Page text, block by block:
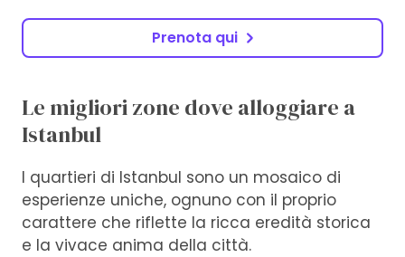
Prenota qui
Le migliori zone dove alloggiare a
Istanbul
I quartieri di Istanbul sono un mosaico di
esperienze uniche, ognuno con il proprio
carattere che riflette la ricca eredità storica
e la vivace anima della città.